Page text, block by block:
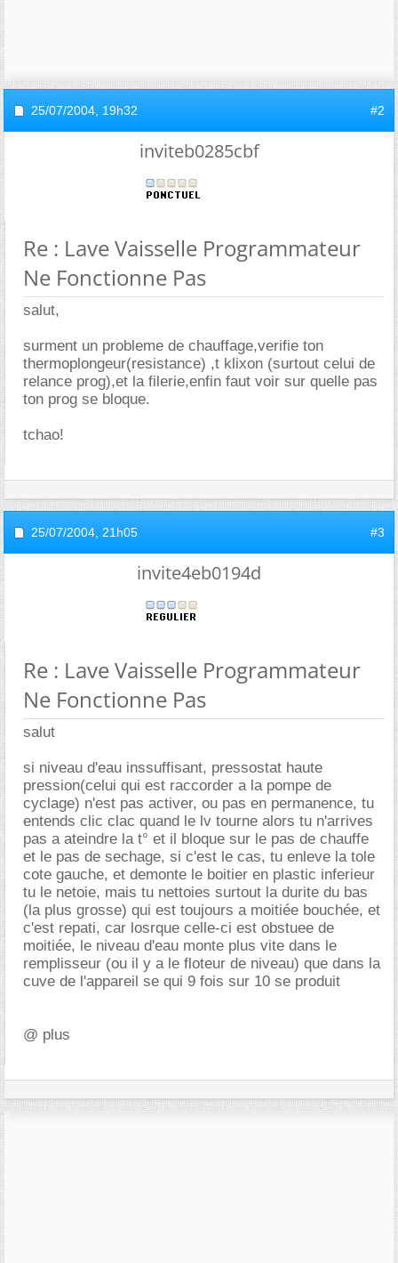
25/07/2004, 19h32 #2
inviteb0285cbf
Re : Lave Vaisselle Programmateur
Ne Fonctionne Pas
salut,
surment un probleme de chauffage,verifie ton
thermoplongeur(resistance) ,t klixon (surtout celui de
relance prog),et la filerie,enfin faut voir sur quelle pas
ton prog se bloque.
tchao!
25/07/2004, 21h05 #3
invite4eb0194d
Re : Lave Vaisselle Programmateur
Ne Fonctionne Pas
salut
si niveau d'eau inssuffisant, pressostat haute
pression(celui qui est raccorder a la pompe de
cyclage) n'est pas activer, ou pas en permanence, tu
entends clic clac quand le lv tourne alors tu n'arrives
pas a ateindre la t° et il bloque sur le pas de chauffe
et le pas de sechage, si c'est le cas, tu enleve la tole
cote gauche, et demonte le boitier en plastic inferieur
tu le netoie, mais tu nettoies surtout la durite du bas
(la plus grosse) qui est toujours a moitiée bouchée, et
c'est repati, car losrque celle-ci est obstuee de
moitiée, le niveau d'eau monte plus vite dans le
remplisseur (ou il y a le floteur de niveau) que dans la
cuve de l'appareil se qui 9 fois sur 10 se produit
@ plus